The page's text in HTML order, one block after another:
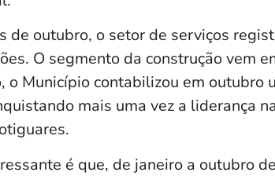
de outubro, o setor de serviços
O segmento da construção vem
o Município contabilizou em outubro
mais uma vez a liderança
é que, de janeiro a outubro